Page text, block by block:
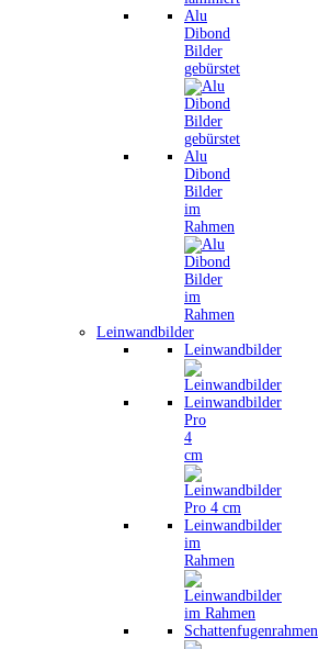
Alu
Dibond
Bilder
gebürstet
Alu
Dibond
Bilder
im
Rahmen
Leinwandbilder
Leinwandbilder
Leinwandbilder
Pro
4
cm
Leinwandbilder
im
Rahmen
Schattenfugenrahmen